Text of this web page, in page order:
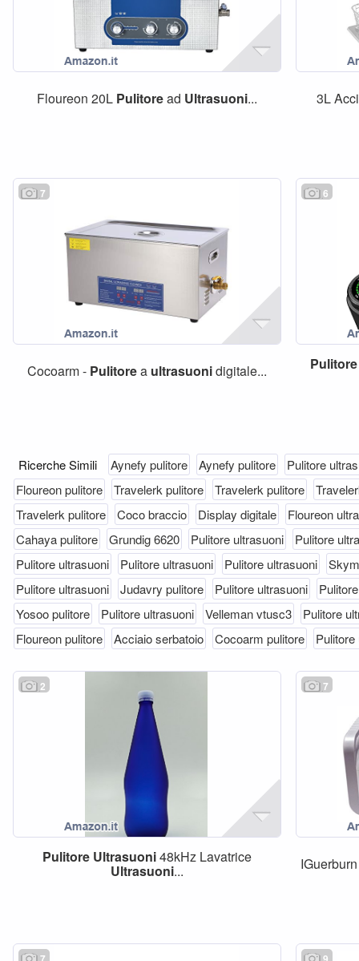
Floureon 20L Pulitoread Ultrasuoni... 3L
7
Cocoarm - Pulitorea ultrasuonidigitale...
6
Pulitore
Ricerche Simili Aynefy pulitore Aynefy pulitore
Pulitore
Floureon pulitore
Travelerk pulitore Travelerk pulitore
Travelerk pulitore
Coco braccio Display digitale
Floureon
Cahaya pulitore
Grundig 6620 Pulitore ultrasuoni
Pulitore
Pulitore ultrasuoni
Pulitore ultrasuoni Pulitore ultrasuoni
Pulitore ultrasuoni
Judavry pulitore Pulitore ultrasuoni
Yosoo pulitore
Pulitore ultrasuoni Velleman vtusc3
Pulitore
Floureon pulitore
Acciaio serbatoio Cocoarm pulitore
2
Pulitore Ultrasuoni48kHz Lavatrice
Ultrasuoni...
7